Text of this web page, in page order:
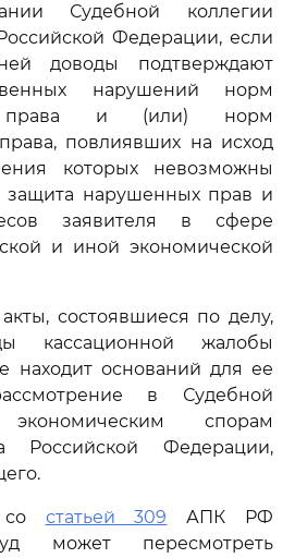
Судебной коллегии
Федерации, если
доводы подтверждают
нарушений норм
права и (или) норм
повлиявших на исход
которых невозможны
защита нарушенных прав и
заявителя в сфере
и иной экономической
состоявшиеся по делу,
кассационной жалобы
находит оснований для ее
в Судебной
спорам
Российской Федерации,
со статьей 309 АПК РФ
может пересмотреть